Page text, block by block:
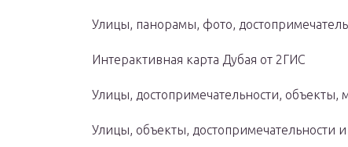
Улицы, панорамы, фото,
Интерактивная карта Дубая от 2ГИС
Улицы, достопримечательности,
Улицы, объекты, достопримечательности